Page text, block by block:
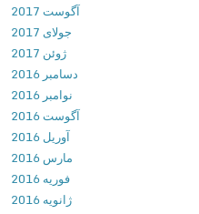
ز
ی
ل
ی
ک
ی
9
ق
م
آگوست 2017
جولای 2017
ژوئن 2017
دسامبر 2016
نوامبر 2016
آگوست 2016
آوریل 2016
مارس 2016
فوریه 2016
ژانویه 2016